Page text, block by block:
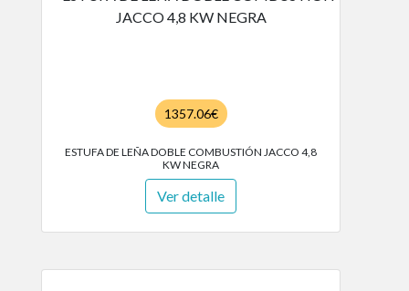
1357.06€
ESTUFA DE LEÑA DOBLE COMBUSTIÓN JACCO 4,8
KW NEGRA
Ver detalle